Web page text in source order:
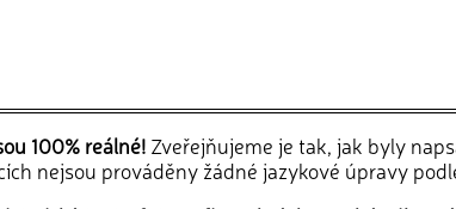
100% reálné! Zveřejňujeme je tak, jak byly
nejsou prováděny žádné jazykové úpravy